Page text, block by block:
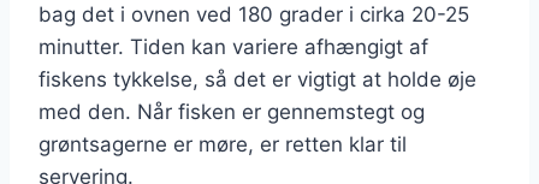
bag det i ovnen ved 180 grader i cirka 20-25
minutter. Tiden kan variere afhængigt af
fiskens tykkelse, så det er vigtigt at holde øje
med den. Når fisken er gennemstegt og
grøntsagerne er møre, er retten klar til
servering.